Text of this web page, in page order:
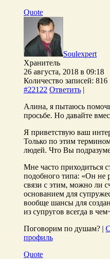
Quote
Soulexpert
Хранитель
26 августа, 2018 в 09:18
Количество записей: 816
#22122 Ответить |
Алина, я пытаюсь
просьбе. Но давайте
Я приветствую ваш
Только по этим
людей. Что Вы
Мне часто приходиться
подобного типа: «Он не
связи с этим, можно ли
основанием для
вообще шансы для
из супругов всегда в
Поговорим по душам? |
профиль
Quote